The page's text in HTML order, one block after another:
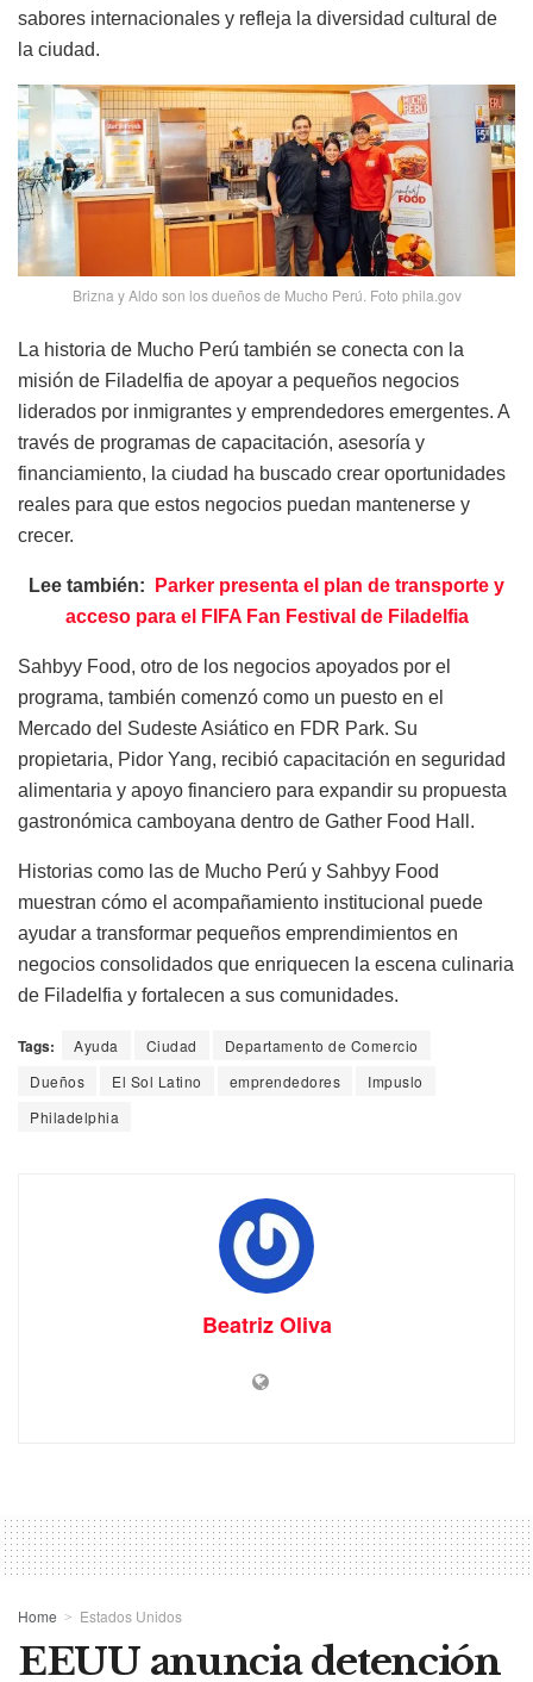
sabores internacionales y refleja la diversidad cultural de
la ciudad.
Brizna y Aldo son los dueños de Mucho Perú. Foto phila.gov
La historia de Mucho Perú también se conecta con la
misión de Filadelfia de apoyar a pequeños negocios
liderados por inmigrantes y emprendedores emergentes. A
través de programas de capacitación, asesoría y
financiamiento, la ciudad ha buscado crear oportunidades
reales para que estos negocios puedan mantenerse y
crecer.
Lee también:
Parker presenta el plan de transporte y
acceso para el FIFA Fan Festival de Filadelfia
Sahbyy Food, otro de los negocios apoyados por el
programa, también comenzó como un puesto en el
Mercado del Sudeste Asiático en FDR Park. Su
propietaria, Pidor Yang, recibió capacitación en seguridad
alimentaria y apoyo financiero para expandir su propuesta
gastronómica camboyana dentro de Gather Food Hall.
Historias como las de Mucho Perú y Sahbyy Food
muestran cómo el acompañamiento institucional puede
ayudar a transformar pequeños emprendimientos en
negocios consolidados que enriquecen la escena culinaria
de Filadelfia y fortalecen a sus comunidades.
Tags: Ayuda Ciudad
Departamento de Comercio
Dueños
El Sol Latino emprendedores
Impuslo
Philadelphia
Beatriz Oliva
Home Estados Unidos
EEUU anuncia detención